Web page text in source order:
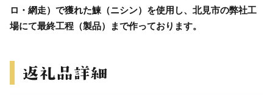
ロ・網走）で獲れた鰊（ニシン）を使用し、北見市の弊社工
場にて最終工程（製品）まで作っております。